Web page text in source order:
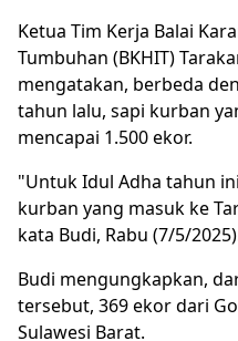
Ketua Tim Kerja Balai
Tumbuhan (BKHIT)
mengatakan, berbeda
tahun lalu, sapi kurban
mencapai 1.500 ekor.
"Untuk Idul Adha tahun
kurban yang masuk ke
kata Budi, Rabu (7/5/
Budi mengungkapkan,
tersebut, 369 ekor dari
Sulawesi Barat.